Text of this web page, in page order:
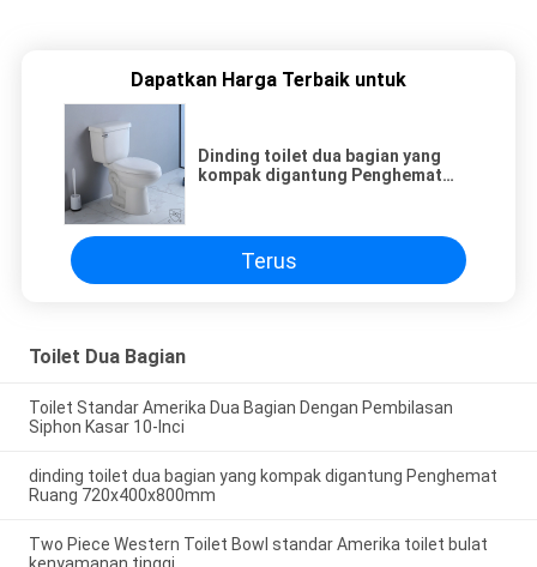
Dapatkan Harga Terbaik untuk
Dinding toilet dua bagian yang
kompak digantung Penghemat
Terus
Toilet Dua Bagian
Toilet Standar Amerika Dua Bagian Dengan Pembilasan
Siphon Kasar 10-Inci
dinding toilet dua bagian yang kompak digantung Penghemat
Ruang 720x400x800mm
Two Piece Western Toilet Bowl standar Amerika toilet bulat
kenyamanan tinggi